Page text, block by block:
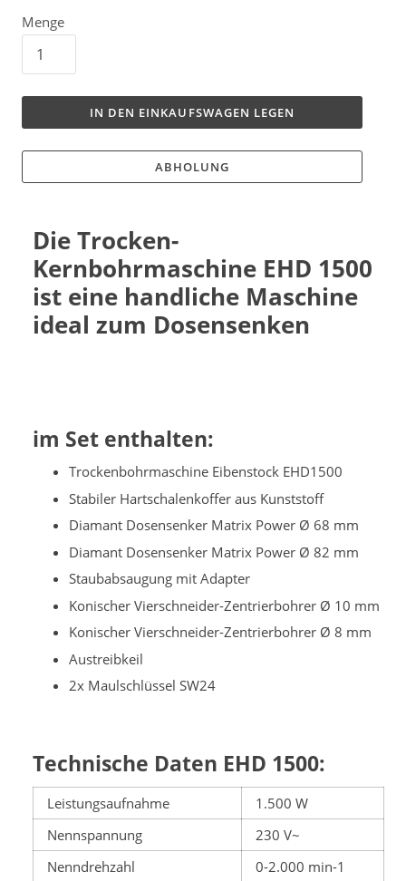
Menge
IN DEN EINKAUFSWAGEN LEGEN
ABHOLUNG
Die Trocken-
Kernbohrmaschine EHD 1500
ist eine handliche Maschine
ideal zum Dosensenken
im Set enthalten:
Trockenbohrmaschine Eibenstock EHD1500
Stabiler Hartschalenkoffer aus Kunststoff
Diamant Dosensenker Matrix Power Ø 68 mm
Diamant Dosensenker Matrix Power Ø 82 mm
Staubabsaugung mit Adapter
Konischer Vierschneider-Zentrierbohrer Ø 10 mm
Konischer Vierschneider-Zentrierbohrer Ø 8 mm
Austreibkeil
2x Maulschlüssel SW24
Technische Daten EHD 1500:
Leistungsaufnahme
1.500 W
Nennspannung
230 V~
Nenndrehzahl
0-2.000 min-1